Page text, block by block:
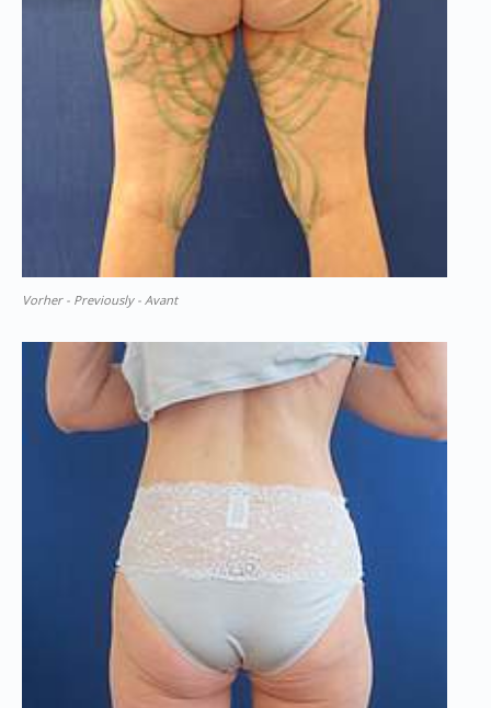
Vorher - Previously - Avant